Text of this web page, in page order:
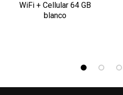
WiFi + Cellular 64 GB
blanco